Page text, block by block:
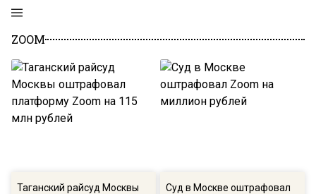
ZOOM
Таганский райсуд Москвы
Суд в Москве оштрафовал